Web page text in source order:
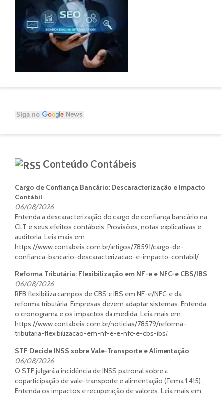
Conteúdo Contábeis
Cargo de Confiança Bancário: Descaracterização e Impacto
Contábil
06/08/2026
Entenda a descaracterização do cargo de confiança bancário na
CLT e seus efeitos contábeis. Provisões, notas explicativas e
auditoria. Leia mais em
https://www.contabeis.com.br/artigos/78591/cargo-de-
confianca-bancario-descaracterizacao-e-impacto-contabil/
Reforma Tributária: Flexibilização em NF-e e NFC-e CBS/IBS
06/08/2026
RFB flexibiliza campos de CBS e IBS em NF-e/NFC-e da
reforma tributária. Empresas devem adaptar sistemas. Entenda
o cronograma e os impactos da medida. Leia mais em
https://www.contabeis.com.br/noticias/78579/reforma-
tributaria-flexibilizacao-em-nf-e-e-nfc-e-cbs-ibs/
STF Decide INSS sobre Vale-Transporte e Alimentação
06/08/2026
O STF julgará a incidência de INSS patronal sobre a
coparticipação de vale-transporte e alimentação (Tema 1.415).
Entenda os impactos e recuperação de valores. Leia mais em